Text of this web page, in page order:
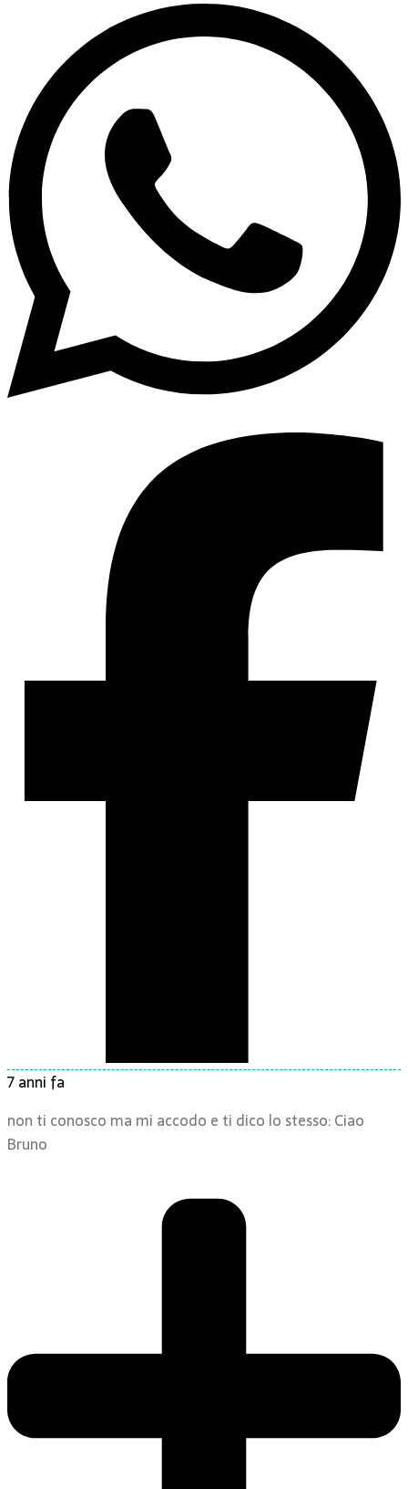
7 anni fa
non ti conosco ma mi accodo e ti dico lo stesso: Ciao
Bruno